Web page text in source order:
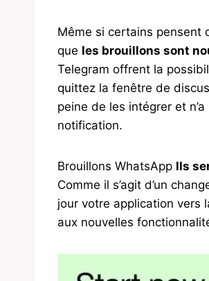
Même si certains
que les brouillons sont
Telegram offrent la
quittez la fenêtre de
peine de les intégrer et
notification.
Brouillons WhatsApp Ils
Comme il s’agit d’un
jour votre application vers
aux nouvelles